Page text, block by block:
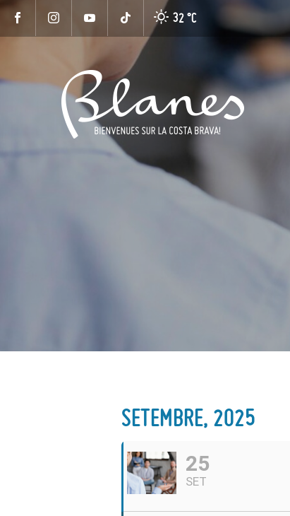
32 °C
SETEMBRE, 2025
25
SET